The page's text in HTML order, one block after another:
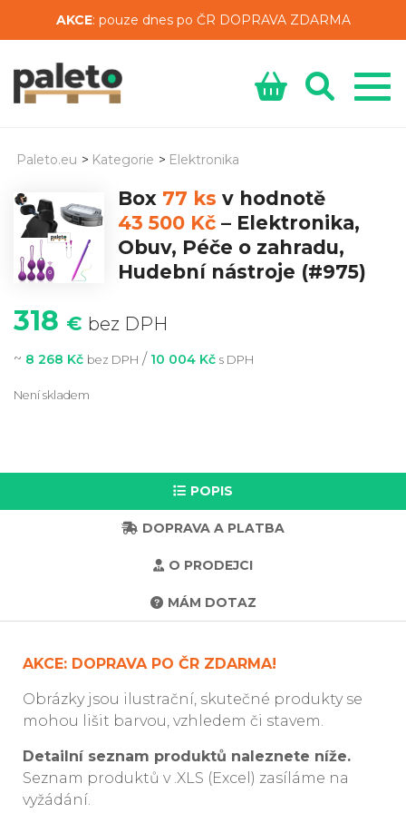
AKCE: pouze dnes po ČR DOPRAVA ZDARMA
Paleto.eu > Kategorie > Elektronika
Box 77 ks v hodnotě
43 500 Kč – Elektronika,
Obuv, Péče o zahradu,
Hudební nástroje (#975)
318 € bez DPH
~ 8 268 Kč bez DPH / 10 004 Kč s DPH
Není skladem
POPIS
DOPRAVA A PLATBA
O PRODEJCI
MÁM DOTAZ
AKCE: DOPRAVA PO ČR ZDARMA!
Obrázky jsou ilustrační, skutečné produkty se
mohou lišit barvou, vzhledem či stavem.
Detailní seznam produktů naleznete níže.
Seznam produktů v .XLS (Excel) zasíláme na
vyžádání.